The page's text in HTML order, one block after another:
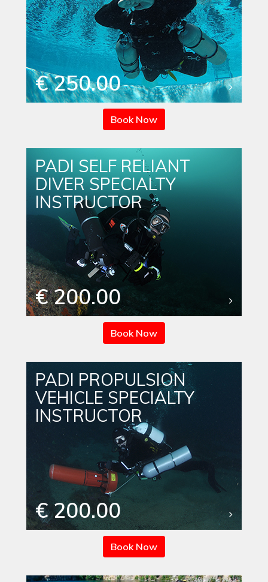
€ 250.00
Book Now
PADI SELF RELIANT
DIVER SPECIALTY
INSTRUCTOR
€ 200.00
Book Now
PADI PROPULSION
VEHICLE SPECIALTY
INSTRUCTOR
€ 200.00
Book Now